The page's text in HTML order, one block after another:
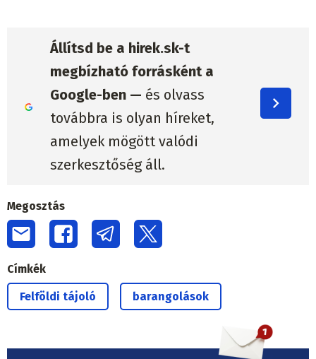
Állítsd be a hirek.sk-t
megbízható forrásként a
Google-ben — és olvass
továbbra is olyan híreket,
amelyek mögött valódi
szerkesztőség áll.
Megosztás
Címkék
Felföldi tájoló barangolások